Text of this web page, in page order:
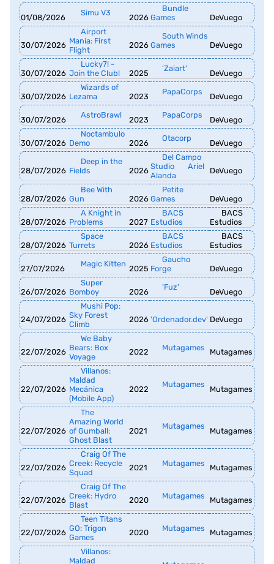
01/08/2026
Simu V3
2026
Bundle
Games
DeVuego
30/07/2026
Airport
Mania: First
Flight
2026
South Winds
Games
DeVuego
30/07/2026
Lucky7! -
Join the Club!
2025
'Zaiart'
DeVuego
30/07/2026
Wizards of
Lezama
2023
PapaCorps
DeVuego
30/07/2026
AstroBrawl
2023
PapaCorps
DeVuego
30/07/2026
Noctambulo
Demo
2026
Otacorp
DeVuego
28/07/2026
Deep in the
Fields
2026
Del Campo
Studio
Ariel
Alanda
DeVuego
28/07/2026
Bee With
Gun
2026
Petite
Games
DeVuego
28/07/2026
A Knight in
Problems
2027
BACS
Estudios
BACS
Estudios
28/07/2026
Space
Turrets
2026
BACS
Estudios
BACS
Estudios
27/07/2026
Magic Kitten
2025
Gaucho
Forge
DeVuego
26/07/2026
Super
Bomboy
2026
'Fuz'
DeVuego
24/07/2026
Mushi Pop:
Sky Forest
Climb
2026 'Ordenador.dev' DeVuego
22/07/2026
We Baby
Bears: Box
Voyage
2022 Mutagames Mutagames
22/07/2026
Villanos:
Maldad
Mecánica
(Mobile App)
2022
Mutagames
Mutagames
22/07/2026
The
Amazing World
of Gumball:
Ghost Blast
2021
Mutagames
Mutagames
22/07/2026
Craig Of The
Creek: Recycle
Squad
2021 Mutagames Mutagames
22/07/2026
Craig Of The
Creek: Hydro
Blast
2020 Mutagames Mutagames
22/07/2026
Teen Titans
GO: Trigon
Games
2020 Mutagames Mutagames
Villanos:
Maldad